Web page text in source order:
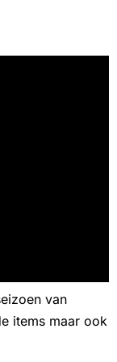
van
items maar ook